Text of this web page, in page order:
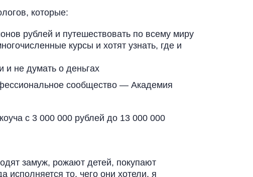
которые:
рублей и путешествовать по всему миру
курсы и хотят узнать, где и
и не думать о деньгах
сообщество — Академия
с 3 000 000 рублей до 13 000 000
замуж, рожают детей, покупают
исполняется то, чего они хотели, я